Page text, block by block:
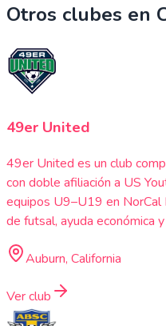
Otros clubes en
49er United
49er United es un club
con doble afiliación a US
equipos U9–U19 en NorCal
de futsal, ayuda económica
Auburn, California
Ver club